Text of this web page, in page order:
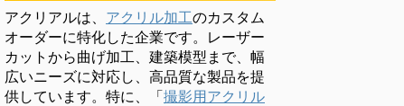
アクリアルは、 アクリル加工のカスタム
オーダーに特化した企業です。レーザー
カットから曲げ加工、建築模型まで、幅
広いニーズに対応し、高品質な製品を提
供しています。特に、「撮影用アクリル